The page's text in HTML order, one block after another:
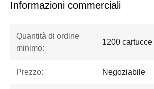
Informazioni commerciali
Quantità di ordine
minimo:
1200 cartucce
Prezzo: Negoziabile